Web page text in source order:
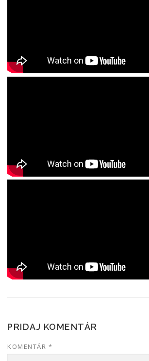
PRIDAJ KOMENTÁR
KOMENTÁR *